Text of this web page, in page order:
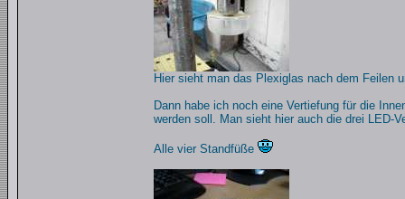
Hier sieht man das Plexiglas nach dem Feilen
Dann habe ich noch eine Vertiefung für die
werden soll. Man sieht hier auch die drei LED-
Alle vier Standfüße